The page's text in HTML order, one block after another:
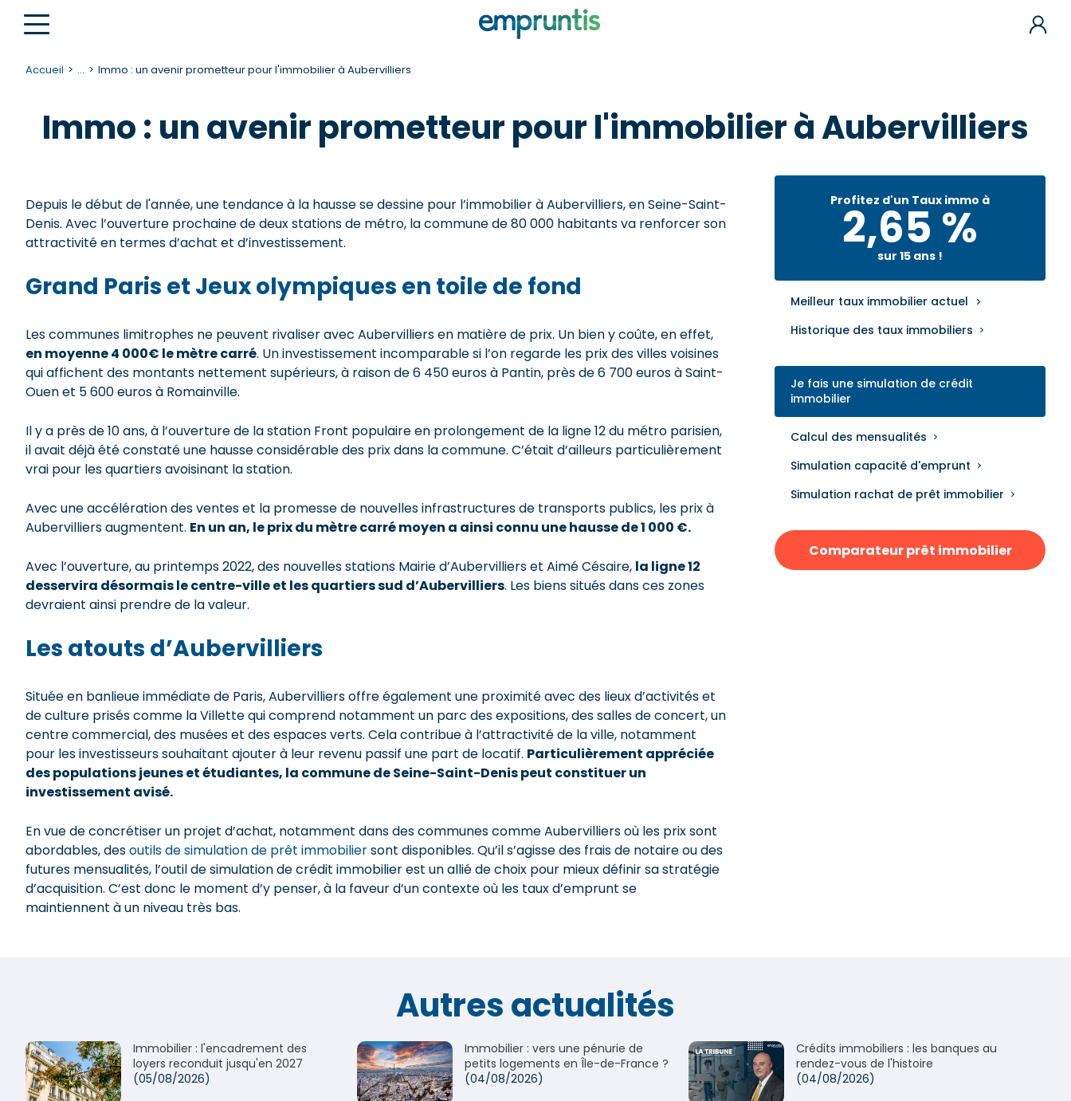
Accueil ... Immo : un avenir prometteur pour l'immobilier à Aubervilliers
Immo : un avenir prometteur pour l'immobilier à Aubervilliers
Depuis le début de l'année, une tendance à la hausse se dessine pour l’immobilier à Aubervilliers, en Seine-Saint-
Denis. Avec l’ouverture prochaine de deux stations de métro, la commune de 80 000 habitants va renforcer son
attractivité en termes d’achat et d’investissement.
Grand Paris et Jeux olympiques en toile de fond
Les communes limitrophes ne peuvent rivaliser avec Aubervilliers en matière de prix. Un bien y coûte, en effet,
en moyenne 4 000€ le mètre carré. Un investissement incomparable si l’on regarde les prix des villes voisines
qui affichent des montants nettement supérieurs, à raison de 6 450 euros à Pantin, près de 6 700 euros à Saint-
Ouen et 5 600 euros à Romainville.
Il y a près de 10 ans, à l’ouverture de la station Front populaire en prolongement de la ligne 12 du métro parisien,
il avait déjà été constaté une hausse considérable des prix dans la commune. C’était d’ailleurs particulièrement
vrai pour les quartiers avoisinant la station.
Avec une accélération des ventes et la promesse de nouvelles infrastructures de transports publics, les prix à
Aubervilliers augmentent. En un an, le prix du mètre carré moyen a ainsi connu une hausse de 1 000 €.
Avec l’ouverture, au printemps 2022, des nouvelles stations Mairie d’Aubervilliers et Aimé Césaire, la ligne 12
desservira désormais le centre-ville et les quartiers sud d’Aubervilliers. Les biens situés dans ces zones
devraient ainsi prendre de la valeur.
Les atouts d’Aubervilliers
Située en banlieue immédiate de Paris, Aubervilliers offre également une proximité avec des lieux d’activités et
de culture prisés comme la Villette qui comprend notamment un parc des expositions, des salles de concert, un
centre commercial, des musées et des espaces verts. Cela contribue à l’attractivité de la ville, notamment
pour les investisseurs souhaitant ajouter à leur revenu passif une part de locatif. Particulièrement appréciée
des populations jeunes et étudiantes, la commune de Seine-Saint-Denis peut constituer un
investissement avisé.
En vue de concrétiser un projet d’achat, notamment dans des communes comme Aubervilliers où les prix sont
abordables, desoutils de simulation de prêt immobiliersont disponibles. Qu’il s’agisse des frais de notaire ou des
futures mensualités, l’outil de simulation de crédit immobilier est un allié de choix pour mieux définir sa stratégie
d’acquisition. C’est donc le moment d’y penser, à la faveur d’un contexte où les taux d’emprunt se
maintiennent à un niveau très bas.
Profitez d'un Taux immo à
2,65 %
sur 15 ans !
Meilleur taux immobilier actuel
Historique des taux immobiliers
Je fais une simulation de crédit
immobilier
Calcul des mensualités
Simulation capacité d'emprunt
Simulation rachat de prêt immobilier
Comparateur prêt immobilier
Autres actualités
Immobilier : l'encadrement des
loyers reconduit jusqu'en 2027
(05/08/2026)
Immobilier : vers une pénurie de
petits logements en Île-de-France ?
(04/08/2026)
Crédits immobiliers : les banques au
rendez-vous de l'histoire
(04/08/2026)